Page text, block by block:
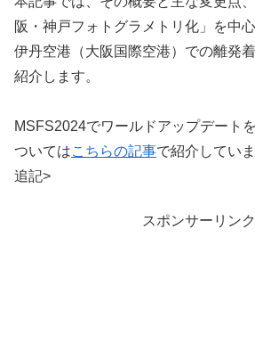
阪・神戸フォトグラメトリ化」を中
伊丹空港（大阪国際空港）での離発
紹介します。
MSFS2024でワールドアップデート
ついてはこちらの記事で紹介してい
追記>
スポンサーリンク